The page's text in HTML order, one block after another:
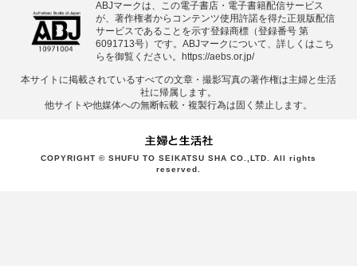
ABJマークは、この電子書店・電子書籍配信サービス
が、著作権者からコンテンツ使用許諾を得た正規版配信
サービスであることを示す登録商標（登録番号 第
6091713号）です。ABJマークについて、詳しくはこち
らを御覧ください。
https://aebs.or.jp/
本サイトに掲載されているすべての⽂章・撮影写真の著作権は主婦と⽣活
社に帰属します。
他サイトや他媒体への無断転載・複製⾏為は固く禁⽌します。
COPYRIGHT © SHUFU TO SEIKATSU SHA CO.,LTD. All rights
reserved.